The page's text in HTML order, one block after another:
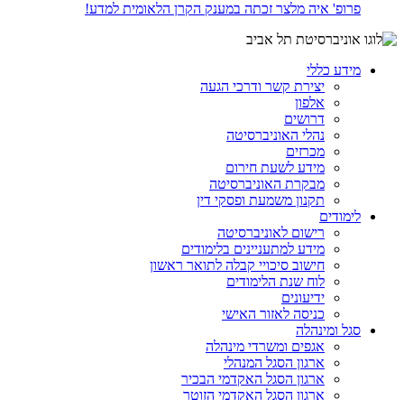
פרופ' איה מלצר זכתה במענק הקרן הלאומית למדע!
מידע כללי
יצירת קשר ודרכי הגעה
אלפון
דרושים
נהלי האוניברסיטה
מכרזים
מידע לשעת חירום
מבקרת האוניברסיטה
תקנון משמעת ופסקי דין
לימודים
רישום לאוניברסיטה
מידע למתעניינים בלימודים
חישוב סיכויי קבלה לתואר ראשון
לוח שנת הלימודים
ידיעונים
כניסה לאזור האישי
סגל ומינהלה
אגפים ומשרדי מינהלה
ארגון הסגל המנהלי
ארגון הסגל האקדמי הבכיר
ארגון הסגל האקדמי הזוטר